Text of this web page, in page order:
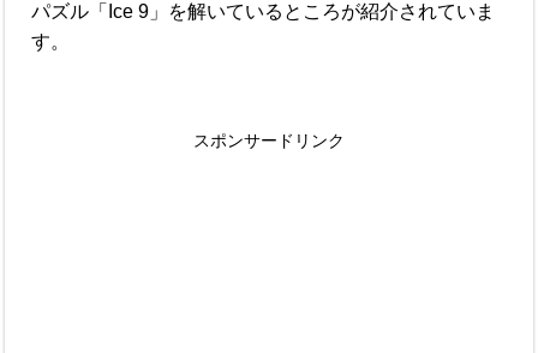
パズル「Ice 9」を解いているところが紹介されていま
す。
スポンサードリンク